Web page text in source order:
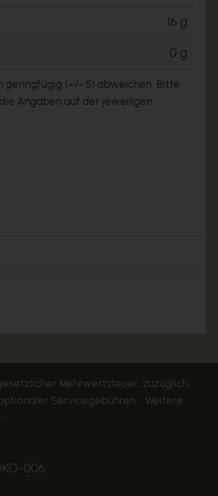
16 g
0 g
geringfügig (+/- 5) abweichen. Bitte
Angaben auf der jeweiligen
Mehrwertsteuer, zuzüglich
Servicegebühren. Weitere
006